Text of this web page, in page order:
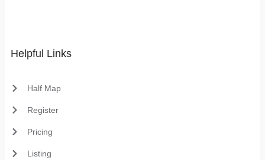
Helpful Links
Half Map
Register
Pricing
Listing